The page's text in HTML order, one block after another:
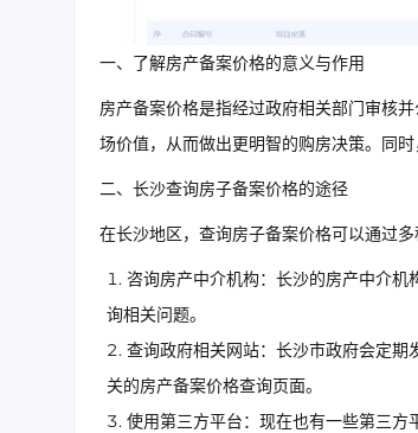
一、了解房产备案价格的意义与作用
房产备案价格是指经过政府相关部门审核
场价值，从而做出更明智的购房决策。同
二、长沙查询房子备案价格的途径
在长沙地区，查询房子备案价格可以通过多
咨询房产中介机构：长沙的房产中介
询相关问题。
查询政府相关网站：长沙市政府会定
关的房产备案价格查询页面。
使用第三方平台：现在也有一些第三